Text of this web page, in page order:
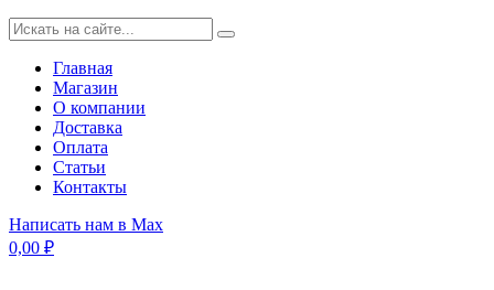
Главная
Магазин
О компании
Доставка
Оплата
Статьи
Контакты
Написать нам в Max
0,00 ₽